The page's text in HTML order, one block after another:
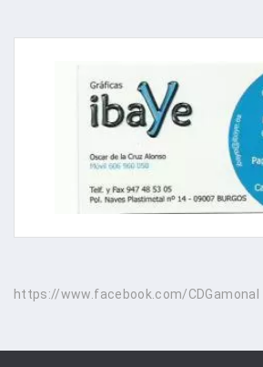
https://www.facebook.com/CDGamonal